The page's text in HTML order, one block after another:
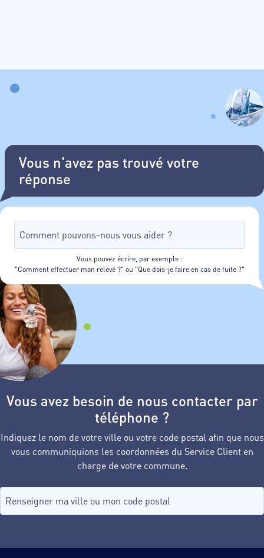
Vous n'avez pas trouvé votre
réponse
Vous pouvez écrire, par exemple :
"Comment effectuer mon relevé ?" ou "Que dois-je faire en cas de fuite ?"
Vous avez besoin de nous contacter par
téléphone ?
Indiquez le nom de votre ville ou votre code postal afin que nous
vous communiquions les coordonnées du Service Client en
charge de votre commune.
Recherche de commune, tapez dans le champ puis